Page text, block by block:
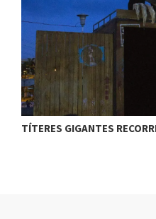
TÍTERES GIGANTES